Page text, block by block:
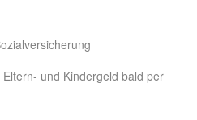
und Kindergeld bald per